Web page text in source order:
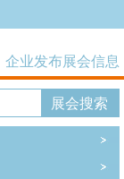
企业发布展会信息